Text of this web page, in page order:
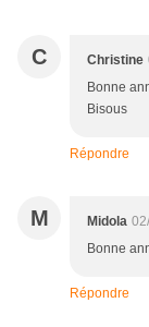
C Christine
Bonne
Bisous
Répondre
M Midola
Bonne
Répondre